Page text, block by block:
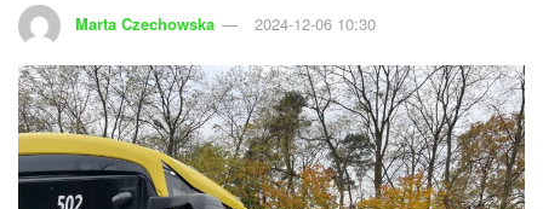
Marta Czechowska 2024-12-06 10:30